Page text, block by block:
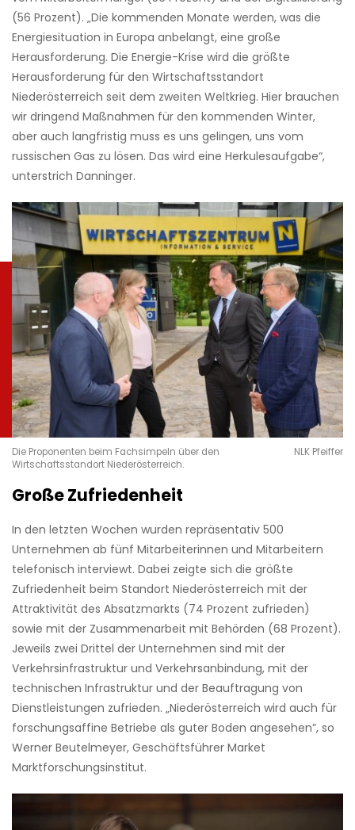
(56 Prozent). „Die kommenden Monate werden, was die
Energiesituation in Europa anbelangt, eine große
Herausforderung. Die Energie-Krise wird die größte
Herausforderung für den Wirtschaftsstandort
Niederösterreich seit dem zweiten Weltkrieg. Hier brauchen
wir dringend Maßnahmen für den kommenden Winter,
aber auch langfristig muss es uns gelingen, uns vom
russischen Gas zu lösen. Das wird eine Herkulesaufgabe“,
unterstrich Danninger.
Die Proponenten beim Fachsimpeln über den
Wirtschaftsstandort Niederösterreich.
NLK Pfeiffer
Große Zufriedenheit
In den letzten Wochen wurden repräsentativ 500
Unternehmen ab fünf Mitarbeiterinnen und Mitarbeitern
telefonisch interviewt. Dabei zeigte sich die größte
Zufriedenheit beim Standort Niederösterreich mit der
Attraktivität des Absatzmarkts (74 Prozent zufrieden)
sowie mit der Zusammenarbeit mit Behörden (68 Prozent).
Jeweils zwei Drittel der Unternehmen sind mit der
Verkehrsinfrastruktur und Verkehrsanbindung, mit der
technischen Infrastruktur und der Beauftragung von
Dienstleistungen zufrieden. „Niederösterreich wird auch für
forschungsaffine Betriebe als guter Boden angesehen”, so
Werner Beutelmeyer, Geschäftsführer Market
Marktforschungsinstitut.